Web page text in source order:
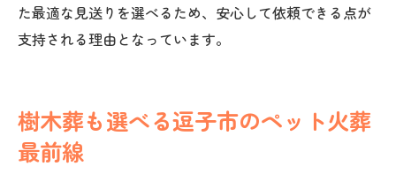
た最適な見送りを選べるため、安心して依頼できる点が
支持される理由となっています。
樹木葬も選べる逗子市のペット火葬
最前線